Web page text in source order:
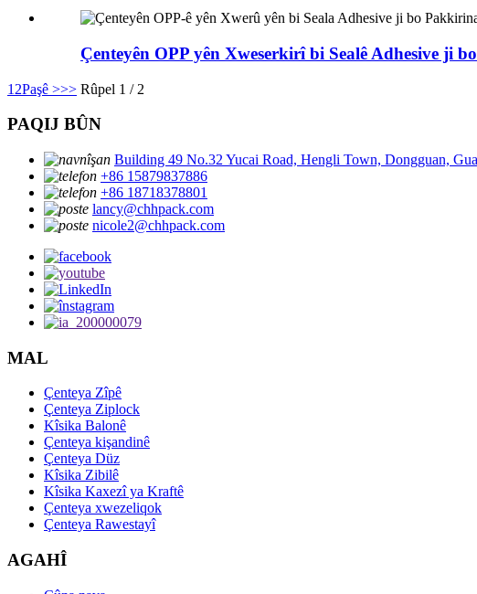
Çenteyên OPP yên Xweserkirî bi Sealê Adhesive ji
1 2Paşê >>> Rûpel 1 / 2
PAQIJ BÛN
Building 49 No.32 Yucai Road, Hengli Town, Dongguan,
+86 15879837886
+86 18718378801
lancy@chhpack.com
nicole2@chhpack.com
MAL
Çenteya Zîpê
Çenteya Ziplock
Kîsika Balonê
Çenteya kişandinê
Çenteya Düz
Kîsika Zibilê
Kîsika Kaxezî ya Kraftê
Çenteya xwezeliqok
Çenteya Rawestayî
AGAHÎ